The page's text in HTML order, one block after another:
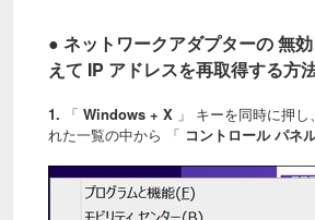
● ネットワークアダプターの 無
えて IP アドレスを再取得する方
1. 「 Windows + X 」 キーを同時に押
れた一覧の中から 「 コントロール パネ